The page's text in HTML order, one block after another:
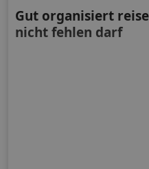
Gut organisiert
nicht fehlen darf